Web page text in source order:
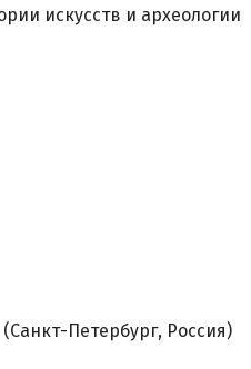
искусств и археологии
Петербург, Россия)